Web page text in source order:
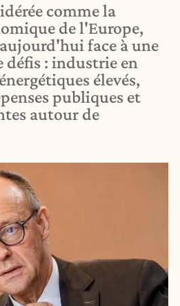
comme la
de l'Europe,
face à une
: industrie en
élevés,
publiques et
autour de